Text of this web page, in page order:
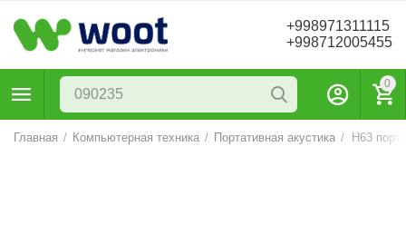
+998971311115
+998712005455
0
Главная / Компьютерная техника / Портативная акустика / H63